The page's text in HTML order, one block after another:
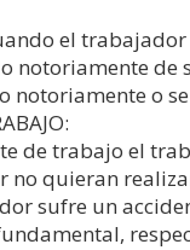
el
notoriamente
notoriamente o
de trabajo el
no quieran
sufre un